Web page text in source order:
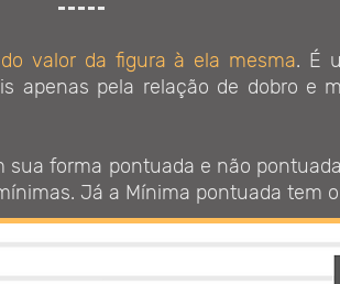
valor da figura à ela mesma. É
apenas pela relação de dobro e
sua forma pontuada e não
Já a Mínima pontuada tem